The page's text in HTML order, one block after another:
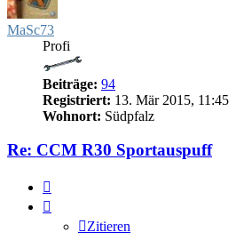
MaSc73
Profi
Beiträge: 94
Registriert: 13. Mär 2015, 11:45
Wohnort: Südpfalz
Re: CCM R30 Sportauspuff
Zitieren